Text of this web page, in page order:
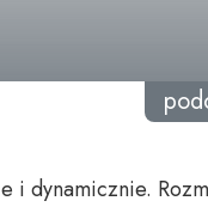
i dynamicznie.